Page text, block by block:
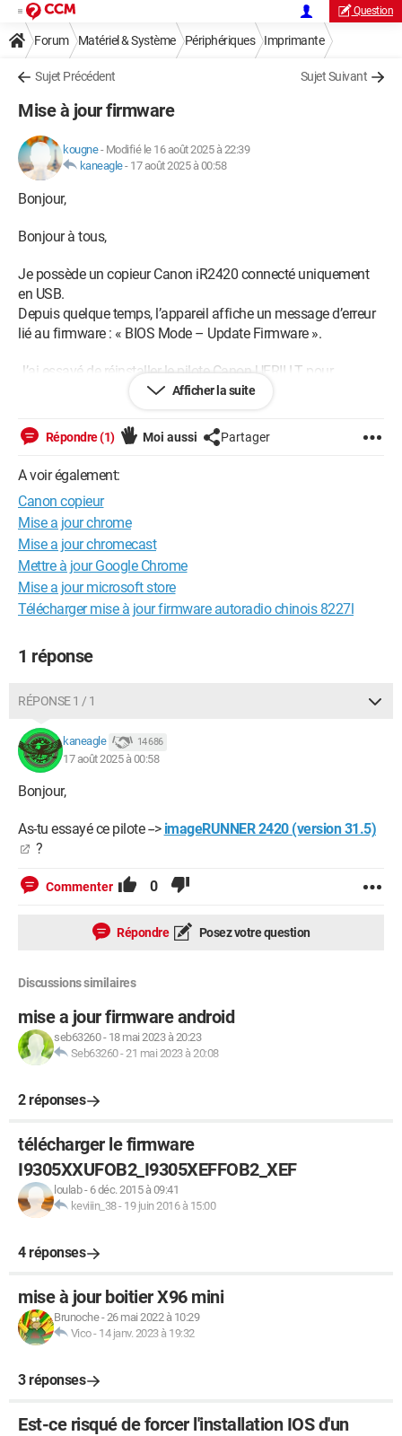
Question
Forum Matériel & Système Périphériques Imprimante
Sujet Précédent Sujet Suivant
Mise à jour firmware
kougne- Modifié le 16 août 2025 à 22:39
kaneagle- 17 août 2025 à 00:58
Bonjour,
Bonjour à tous,
Je possède un copieur Canon iR2420 connecté uniquement
en USB.
Depuis quelque temps, l’appareil affiche un message d’erreur
lié au firmware : « BIOS Mode – Update Firmware ».
J’ai essayé de réinstaller le pilote Canon UFRII LT pour
Windows 10/11, mais cela ne résout pas le problème.
utiliser l’interface Remote UI pour mettre à jour le firmware.
Ma question :
Existe-t-il un firmware officiel ou un outil fiable pour réinstaller
le firmware du Canon iR2420 via USB ?
Si oui, pouvez-vous m’indiquer un lien de téléchargement ou la
procédure à suivre ?
Merci d’avance pour vos conseils et votre aide.
Windows / Firefox 141.0
Afficher la suite
Répondre (1) Moi aussi Partager
A voir également:
Canon copieur
Mise a jour chrome
Mise a jour chromecast
Mettre à jour Google Chrome
Mise a jour microsoft store
Télécharger mise à jour firmware autoradio chinois 8227l
1 réponse
RÉPONSE 1 / 1
kaneagle 14 686
17 août 2025 à 00:58
Bonjour,
As-tu essayé ce pilote --> imageRUNNER 2420 (version 31.5)
?
Commenter 0
Répondre Posez votre question
Discussions similaires
mise a jour firmware android
seb63260- 18 mai 2023 à 20:23
Seb63260-21 mai 2023 à 20:08
2 réponses
télécharger le firmware
I9305XXUFOB2_I9305XEFFOB2_XEF
loulab- 6 déc. 2015 à 09:41
keviiin_38- 19 juin 2016 à 15:00
4 réponses
mise à jour boitier X96 mini
Brunoche-26 mai 2022 à 10:29
Vico- 14 janv. 2023 à 19:32
3 réponses
Est-ce risqué de forcer l'installation IOS d'un